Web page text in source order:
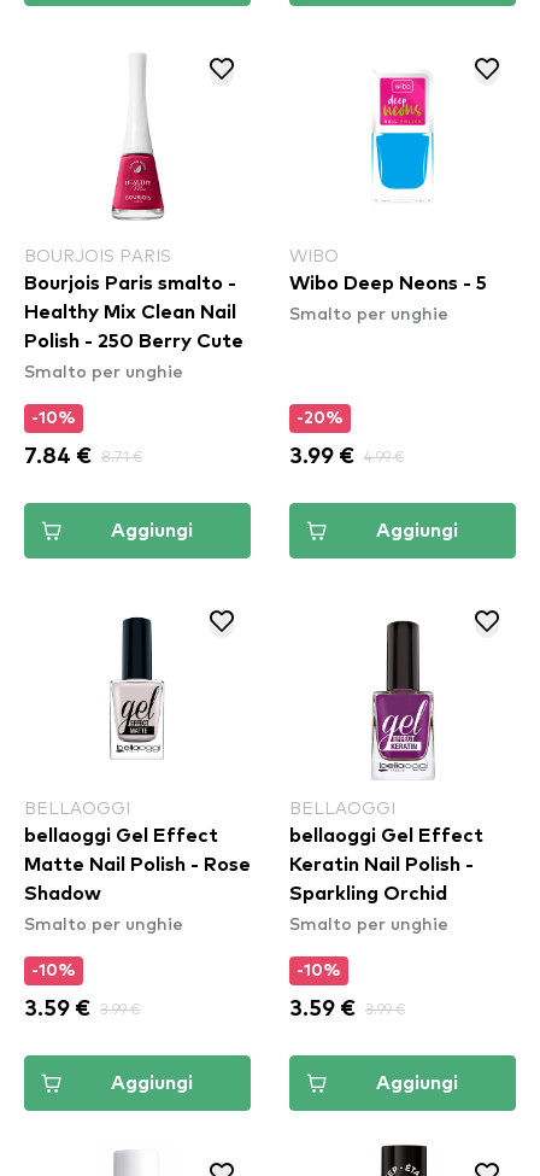
BOURJOIS PARIS
Bourjois Paris smalto -
Healthy Mix Clean Nail
Polish - 250 Berry Cute
Smalto per unghie
-10%
7.84 € 8.71 €
Aggiungi
WIBO
Wibo Deep Neons - 5
Smalto per unghie
-20%
3.99 € 4.99 €
Aggiungi
BELLAOGGI
bellaoggi Gel Effect
Matte Nail Polish - Rose
Shadow
Smalto per unghie
-10%
3.59 € 3.99 €
Aggiungi
BELLAOGGI
bellaoggi Gel Effect
Keratin Nail Polish -
Sparkling Orchid
Smalto per unghie
-10%
3.59 € 3.99 €
Aggiungi